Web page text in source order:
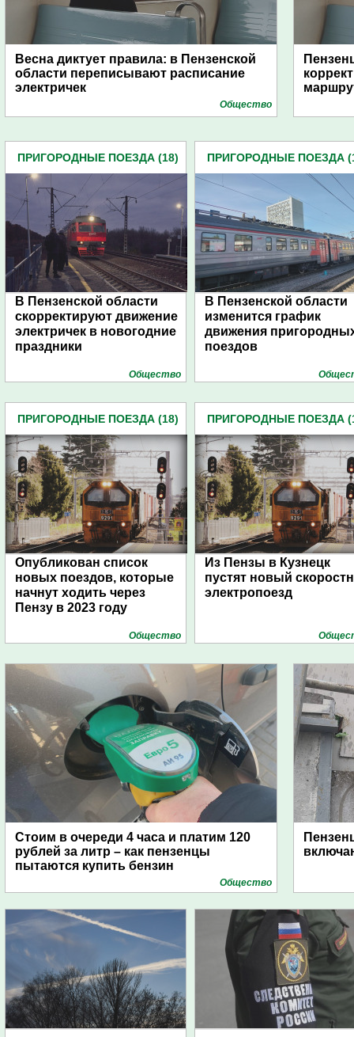
Весна диктует правила: в Пензенской
области переписывают расписание
электричек
Общество
ПРИГОРОДНЫЕ ПОЕЗДА (18)
В Пензенской области
скорректируют движение
электричек в новогодние
праздники
Общество
ПРИГОРОДНЫЕ ПОЕЗДА
В Пензенской области
изменится график
движения
поездов
ПРИГОРОДНЫЕ ПОЕЗДА (18)
Опубликован список
новых поездов, которые
начнут ходить через
Пензу в 2023 году
Общество
ПРИГОРОДНЫЕ ПОЕЗДА
Из Пензы в Кузнецк
пустят новый
электропоезд
Стоим в очереди 4 часа и платим 120
рублей за литр – как пензенцы
пытаются купить бензин
Общество